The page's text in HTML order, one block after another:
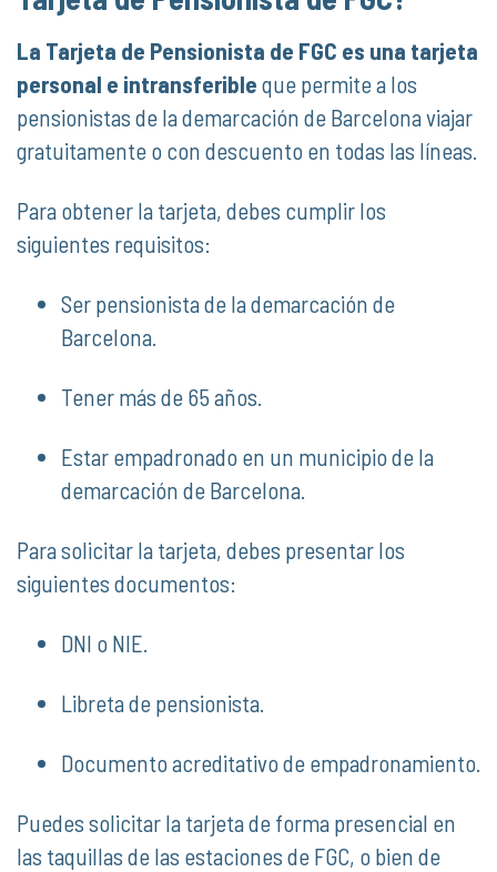
La Tarjeta de Pensionista de FGC es una tarjeta
personal e intransferible que permite a los
pensionistas de la demarcación de Barcelona viajar
gratuitamente o con descuento en todas las líneas.
Para obtener la tarjeta, debes cumplir los
siguientes requisitos:
Ser pensionista de la demarcación de
Barcelona.
Tener más de 65 años.
Estar empadronado en un municipio de la
demarcación de Barcelona.
Para solicitar la tarjeta, debes presentar los
siguientes documentos:
DNI o NIE.
Libreta de pensionista.
Documento acreditativo de empadronamiento.
Puedes solicitar la tarjeta de forma presencial en
las taquillas de las estaciones de FGC, o bien de